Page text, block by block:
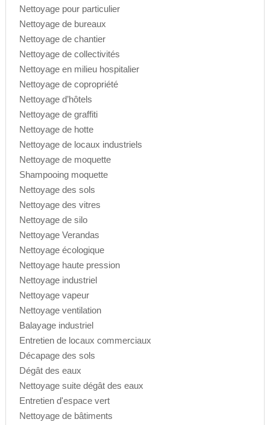
Nettoyage pour particulier
Nettoyage de bureaux
Nettoyage de chantier
Nettoyage de collectivités
Nettoyage en milieu hospitalier
Nettoyage de copropriété
Nettoyage d’hôtels
Nettoyage de graffiti
Nettoyage de hotte
Nettoyage de locaux industriels
Nettoyage de moquette
Shampooing moquette
Nettoyage des sols
Nettoyage des vitres
Nettoyage de silo
Nettoyage Verandas
Nettoyage écologique
Nettoyage haute pression
Nettoyage industriel
Nettoyage vapeur
Nettoyage ventilation
Balayage industriel
Entretien de locaux commerciaux
Décapage des sols
Dégât des eaux
Nettoyage suite dégât des eaux
Entretien d'espace vert
Nettoyage de bâtiments